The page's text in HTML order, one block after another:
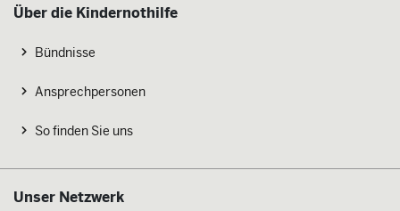
Über die Kindernothilfe
Bündnisse
Ansprechpersonen
So finden Sie uns
Unser Netzwerk